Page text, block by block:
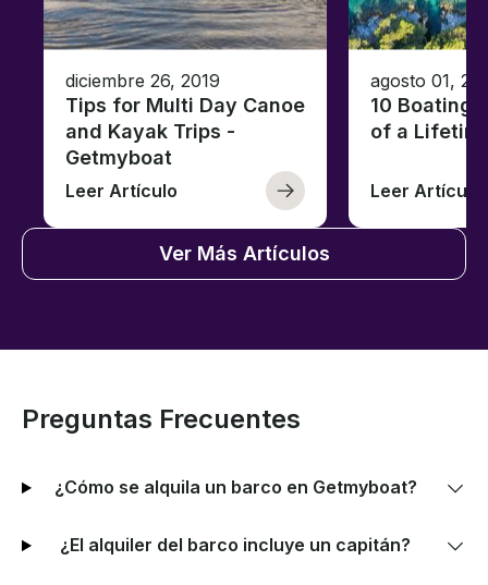
diciembre 26, 2019
Tips for Multi Day Canoe
and Kayak Trips -
Getmyboat
Leer Artículo
agosto 01,
10 Boating
of a
Leer Artículo
Ver Más Artículos
Preguntas Frecuentes
¿Cómo se alquila un barco en Getmyboat?
¿El alquiler del barco incluye un capitán?